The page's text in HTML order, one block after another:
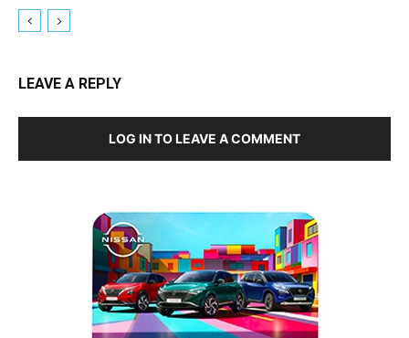
LEAVE A REPLY
LOG IN TO LEAVE A COMMENT